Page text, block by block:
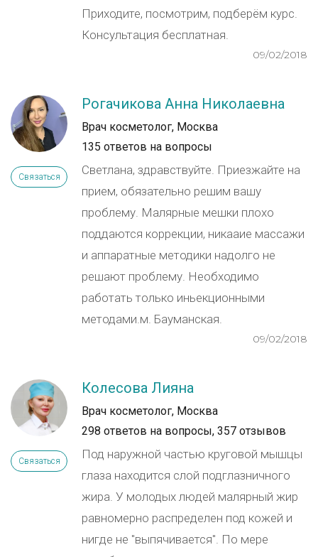
Приходите, посмотрим, подберём курс.
Консультация бесплатная.
09/02/2018
Связаться
Рогачикова Анна Николаевна
Врач косметолог, Москва
135 ответов на вопросы
Светлана, здравствуйте. Приезжайте на
прием, обязательно решим вашу
проблему. Малярные мешки плохо
поддаются коррекции, никааие массажи
и аппаратные методики надолго не
решают проблему. Необходимо
работать только иньекционными
методами.м. Бауманская.
09/02/2018
Связаться
Колесова Лияна
Врач косметолог, Москва
298 ответов на вопросы, 357 отзывов
Под наружной частью круговой мышцы
глаза находится слой подглазничного
жира. У молодых людей малярный жир
равномерно распределен под кожей и
нигде не "выпячивается". По мере